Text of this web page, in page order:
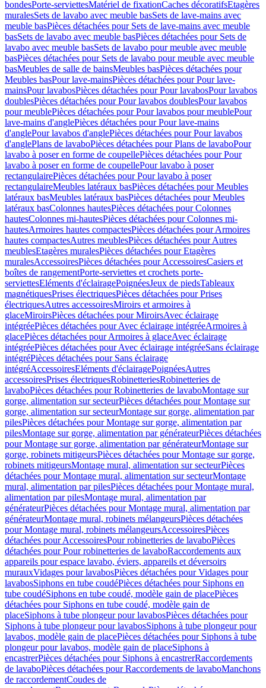
bondesPorte-serviettesMatériel de fixationCaches décoratifsEtagères
muralesSets de lavabo avec meuble basSets de lave-mains avec
meuble basPièces détachées pour Sets de lave-mains avec meuble
basSets de lavabo avec meuble basPièces détachées pour Sets de
lavabo avec meuble basSets de lavabo pour meuble avec meuble
basPièces détachées pour Sets de lavabo pour meuble avec meuble
basMeubles de salle de bainsMeubles basPièces détachées pour
Meubles basPour lave-mainsPièces détachées pour Pour lave-
mainsPour lavabosPièces détachées pour Pour lavabosPour lavabos
doublesPièces détachées pour Pour lavabos doublesPour lavabos
pour meublePièces détachées pour Pour lavabos pour meublePour
lave-mains d'anglePièces détachées pour Pour lave-mains
d'anglePour lavabos d'anglePièces détachées pour Pour lavabos
d'anglePlans de lavaboPièces détachées pour Plans de lavaboPour
lavabo à poser en forme de coupellePièces détachées pour Pour
lavabo à poser en forme de coupellePour lavabo à poser
rectangulairePièces détachées pour Pour lavabo à poser
rectangulaireMeubles latéraux basPièces détachées pour Meubles
latéraux basMeubles latéraux basPièces détachées pour Meubles
latéraux basColonnes hautesPièces détachées pour Colonnes
hautesColonnes mi-hautesPièces détachées pour Colonnes mi-
hautesArmoires hautes compactesPièces détachées pour Armoires
hautes compactesAutres meublesPièces détachées pour Autres
meublesEtagères muralesPièces détachées pour Etagères
muralesAccessoiresPièces détachées pour AccessoiresCasiers et
boîtes de rangementPorte-serviettes et crochets porte-
serviettesEléments d'éclairagePoignéesJeux de piedsTableaux
magnétiquesPrises électriquesPièces détachées pour Prises
électriquesAutres accessoiresMiroirs et armoires à
glaceMiroirsPièces détachées pour MiroirsAvec éclairage
intégréePièces détachées pour Avec éclairage intégréeArmoires à
glacePièces détachées pour Armoires à glaceAvec éclairage
intégréePièces détachées pour Avec éclairage intégréeSans éclairage
intégréPièces détachées pour Sans éclairage
intégréAccessoiresEléments d'éclairagePoignéesAutres
accessoiresPrises électriquesRobinetteriesRobinetteries de
lavaboPièces détachées pour Robinetteries de lavaboMontage sur
gorge, alimentation sur secteurPièces détachées pour Montage sur
gorge, alimentation sur secteurMontage sur gorge, alimentation par
pilesPièces détachées pour Montage sur gorge, alimentation par
pilesMontage sur gorge, alimentation par générateurPièces détachées
pour Montage sur gorge, alimentation par générateurMontage sur
gorge, robinets mitigeursPièces détachées pour Montage sur gorge,
robinets mitigeursMontage mural, alimentation sur secteurPièces
détachées pour Montage mural, alimentation sur secteurMontage
mural, alimentation par pilesPièces détachées pour Montage mural,
alimentation par pilesMontage mural, alimentation par
générateurPièces détachées pour Montage mural, alimentation par
générateurMontage mural, robinets mélangeursPièces détachées
pour Montage mural, robinets mélangeursAccessoiresPièces
détachées pour AccessoiresPour robinetteries de lavaboPièces
détachées pour Pour robinetteries de lavaboRaccordements aux
appareils pour espace lavabo, éviers, appareils et déversoirs
murauxVidages pour lavabosPièces détachées pour Vidages pour
lavabosSiphons en tube coudéPièces détachées pour Siphons en
tube coudéSiphons en tube coudé, modèle gain de placePièces
détachées pour Siphons en tube coudé, modèle gain de
placeSiphons à tube plongeur pour lavabosPièces détachées pour
Siphons à tube plongeur pour lavabosSiphons à tube plongeur pour
lavabos, modèle gain de placePièces détachées pour Siphons à tube
plongeur pour lavabos, modèle gain de placeSiphons à
encastrerPièces détachées pour Siphons à encastrerRaccordements
de lavaboPièces détachées pour Raccordements de lavaboManchons
de raccordementCoudes de